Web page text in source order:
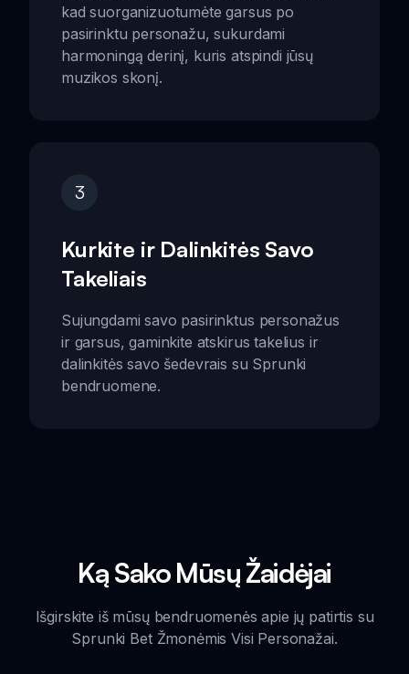
kad suorganizuotumėte garsus po
pasirinktu personažu, sukurdami
harmoningą derinį, kuris atspindi jūsų
muzikos skonį.
3
Kurkite ir Dalinkitės Savo
Takeliais
Sujungdami savo pasirinktus personažus
ir garsus, gaminkite atskirus takelius ir
dalinkitės savo šedevrais su Sprunki
bendruomene.
Ką Sako Mūsų Žaidėjai
Išgirskite iš mūsų bendruomenės apie jų patirtis su
Sprunki Bet Žmonėmis Visi Personažai.